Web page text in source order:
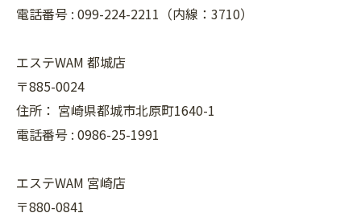
電話番号 : 099-224-2211（内線：3710）
エステWAM 都城店
〒885-0024
住所： 宮崎県都城市北原町1640-1
電話番号 : 0986-25-1991
エステWAM 宮崎店
〒880-0841